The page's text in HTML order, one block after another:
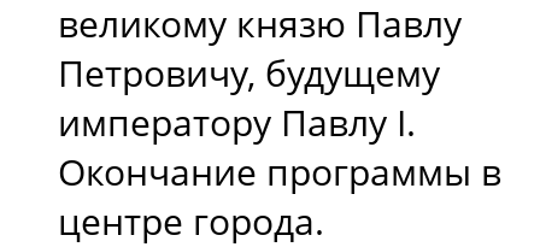
великому князю Павлу
Петровичу, будущему
императору Павлу I.
Окончание программы в
центре города.